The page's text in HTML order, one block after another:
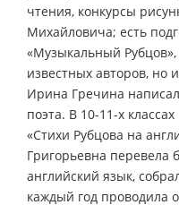
чтения, конкурсы
Михайловича; есть
«Музыкальный Рубцов»,
известных авторов, но
Ирина Гречина
поэта. В 10-11-х
«Стихи Рубцова на
Григорьевна перевела
английский язык,
каждый год проводила